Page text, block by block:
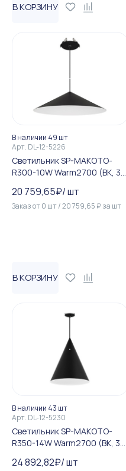
В КОРЗИНУ
В наличии 49 шт
Арт. DL-12-5226
Светильник SP-MAKOTO-
R300-10W Warm2700 (BK, 36
20 759,65₽/шт
Заказ от0 шт/20 759,65 ₽за шт
В КОРЗИНУ
В наличии 43 шт
Арт. DL-12-5230
Светильник SP-MAKOTO-
R350-14W Warm2700 (BK, 36
24 892,82₽/шт